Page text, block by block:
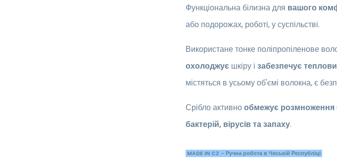
Функціональна білизна для вашого
або подорожах, роботі, у суспільстві.
Використане тонке поліпропіленове
охолоджує шкіру і забезпечує
містяться в усьому об'ємі волокна, є
Срібло активнообмежує розмноження
бактерій, вірусів та запаху.
MADE IN CZ - Ручна робота в Чеській Республіці